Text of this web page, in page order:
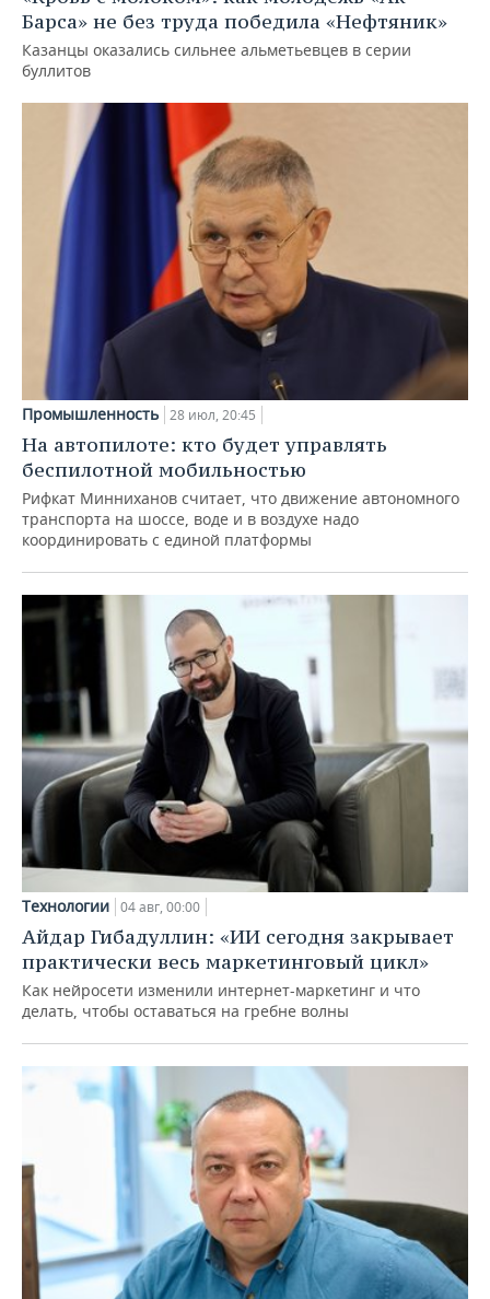
Барса» не без труда победила «Нефтяник»
Казанцы оказались сильнее альметьевцев в серии
буллитов
Промышленность 28 июл, 20:45
На автопилоте: кто будет управлять
беспилотной мобильностью
Рифкат Минниханов считает, что движение автономного
транспорта на шоссе, воде и в воздухе надо
координировать с единой платформы
Технологии 04 авг, 00:00
Айдар Гибадуллин: «ИИ сегодня закрывает
практически весь маркетинговый цикл»
Как нейросети изменили интернет-маркетинг и что
делать, чтобы оставаться на гребне волны